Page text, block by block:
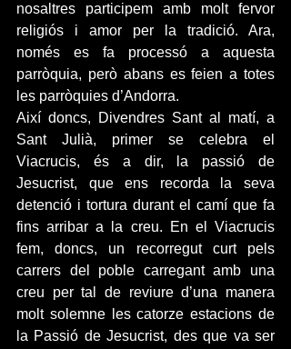
nosaltres participem amb molt fervor
religiós i amor per la tradició. Ara,
només es fa processó a aquesta
parròquia, però abans es feien a totes
les parròquies d’Andorra.
Així doncs, Divendres Sant al matí, a
Sant Julià, primer se celebra el
Viacrucis, és a dir, la passió de
Jesucrist, que ens recorda la seva
detenció i tortura durant el camí que fa
fins arribar a la creu. En el Viacrucis
fem, doncs, un recorregut curt pels
carrers del poble carregant amb una
creu per tal de reviure d’una manera
molt solemne les catorze estacions de
la Passió de Jesucrist, des que va ser